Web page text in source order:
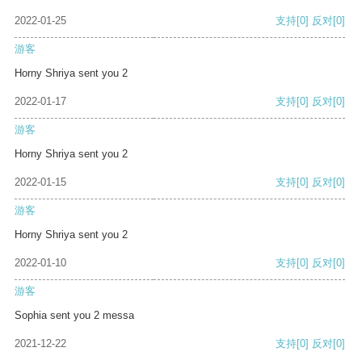
2022-01-25 支持[0] 反对[0]
游客
Horny Shriya sent you 2
2022-01-17 支持[0] 反对[0]
游客
Horny Shriya sent you 2
2022-01-15 支持[0] 反对[0]
游客
Horny Shriya sent you 2
2022-01-10 支持[0] 反对[0]
游客
Sophia sent you 2 messa
2021-12-22 支持[0] 反对[0]